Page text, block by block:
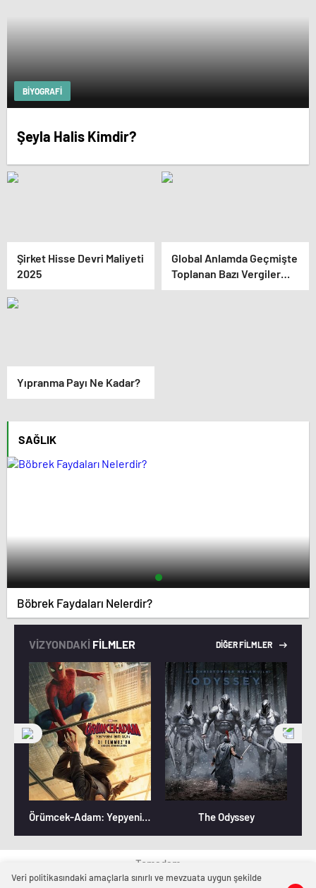
BIYOGRAFI
Şeyla Halis Kimdir?
Şirket Hisse Devri Maliyeti
2025
Global Anlamda Geçmişte
Toplanan Bazı Vergiler
Nelerdir?
Yıpranma Payı Ne Kadar?
SAĞLIK
Böbrek Faydaları Nelerdir?
VİZYONDAKİ FİLMLER DİĞER FİLMLER
Örümcek-Adam: Yepyeni Bir Gün The Odyssey
Temadam
Veri politikasındaki amaçlarla sınırlı ve mevzuata uygun şekilde